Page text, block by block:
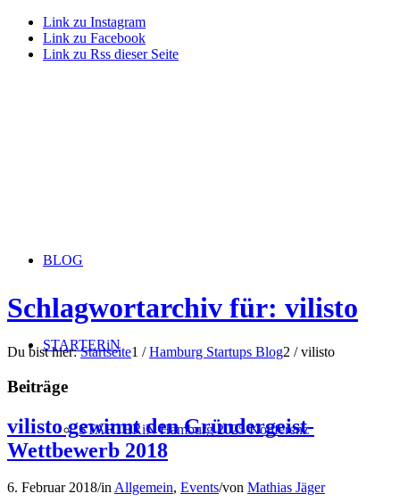
Link zu Instagram
Link zu Facebook
Link zu Rss dieser Seite
BLOG
STARTERiN
STARTERiN Hamburg 2025 Konferenz
Schlagwortarchiv für: vilisto
Du bist hier: Startseite1 / Hamburg Startups Blog2 / vilisto
Beiträge
vilisto gewinnt den Gründergeist-
Wettbewerb 2018
6. Februar 2018/inAllgemein, Events/von Mathias Jäger